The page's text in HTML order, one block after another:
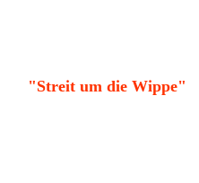
"Streit um die Wippe"